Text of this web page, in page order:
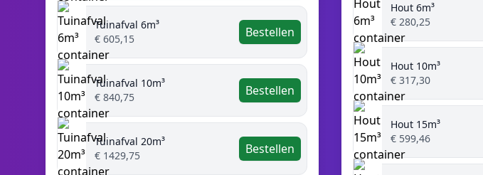
Tuinafval 6m³
€ 605,15
Bestellen
Tuinafval 10m³
€ 840,75
Bestellen
Tuinafval 20m³
€ 1429,75
Bestellen
Hout 6m³
€ 280,25
Hout 10m³
€ 317,30
Hout 15m³
€ 599,46